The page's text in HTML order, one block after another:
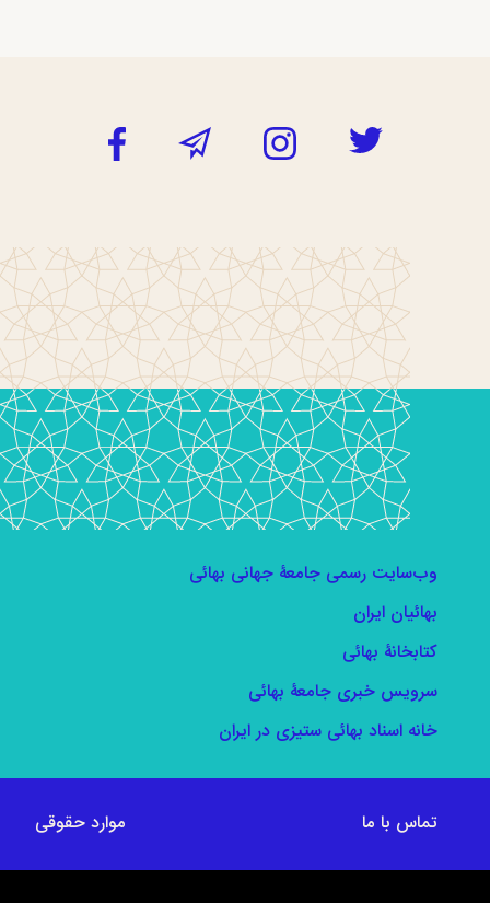
وب‌سایت رسمی جامعۀ جهانی بهائی
بهائیان ایران
کتابخانۀ بهائی
سرویس خبری جامعۀ بهائی
خانه اسناد بهائی ستیزی در ایران
تماس با ما موارد حقوقی